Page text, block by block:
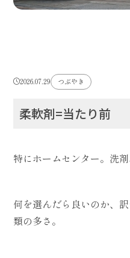
2026.07.29 つぶやき
柔軟剤=当たり前
特にホームセンター。洗
何を選んだら良いのか、
類の多さ。